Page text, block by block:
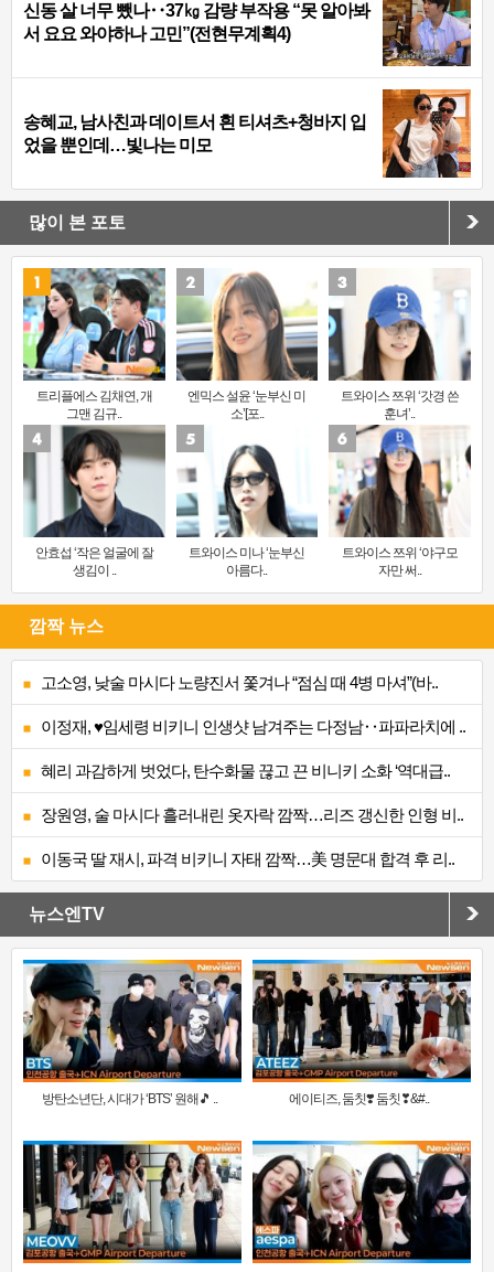
신동 살 너무 뺐나‥37㎏ 감량 부작용 “못 알아봐
서 요요 와야하나 고민”(전현무계획4)
송혜교, 남사친과 데이트서 흰 티셔츠+청바지 입
었을 뿐인데…빛나는 미모
많이 본 포토
트리플에스 김채연, 개
그맨 김규..
엔믹스 설윤 ‘눈부신 미
소’[포..
트와이스 쯔위 ‘갓경 쓴
훈녀’..
안효섭 ‘작은 얼굴에 잘
생김이 ..
트와이스 미나 ‘눈부신
아름다..
트와이스 쯔위 ‘야구모
자만 써..
깜짝 뉴스
고소영, 낮술 마시다 노량진서 쫓겨나 “점심 때 4병 마셔”(바..
이정재, ♥임세령 비키니 인생샷 남겨주는 다정남‥파파라치에 ..
혜리 과감하게 벗었다, 탄수화물 끊고 끈 비니키 소화 ‘역대급..
장원영, 술 마시다 흘러내린 옷자락 깜짝…리즈 갱신한 인형 비..
이동국 딸 재시, 파격 비키니 자태 깜짝…美 명문대 합격 후 리..
뉴스엔TV
방탄소년단, 시대가 ‘BTS’ 원해🎵 .. 에이티즈, 둠칫❣️ 둠칫❣&#..